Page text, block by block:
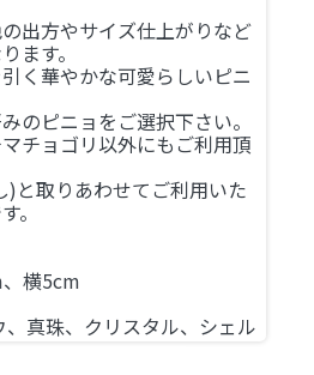
出方やサイズ仕上がりなど
ます。
く華やかな可愛らしいピニ
のピニョをご選択下さい。
チョゴリ以外にもご利用頂
)と取りあわせてご利用いた
。
横5cm
真珠、クリスタル、シェル